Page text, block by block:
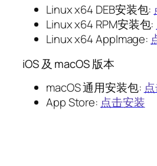
Linux x64 DEB安装包:
Linux x64 RPM安装包:
Linux x64 AppImage:
iOS 及 macOS 版本
macOS 通用安装包:
App Store: 点击安装